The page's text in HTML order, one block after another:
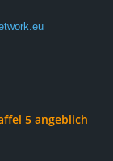
5 angeblich